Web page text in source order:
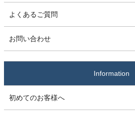
よくあるご質問
お問い合わせ
Information
初めてのお客様へ